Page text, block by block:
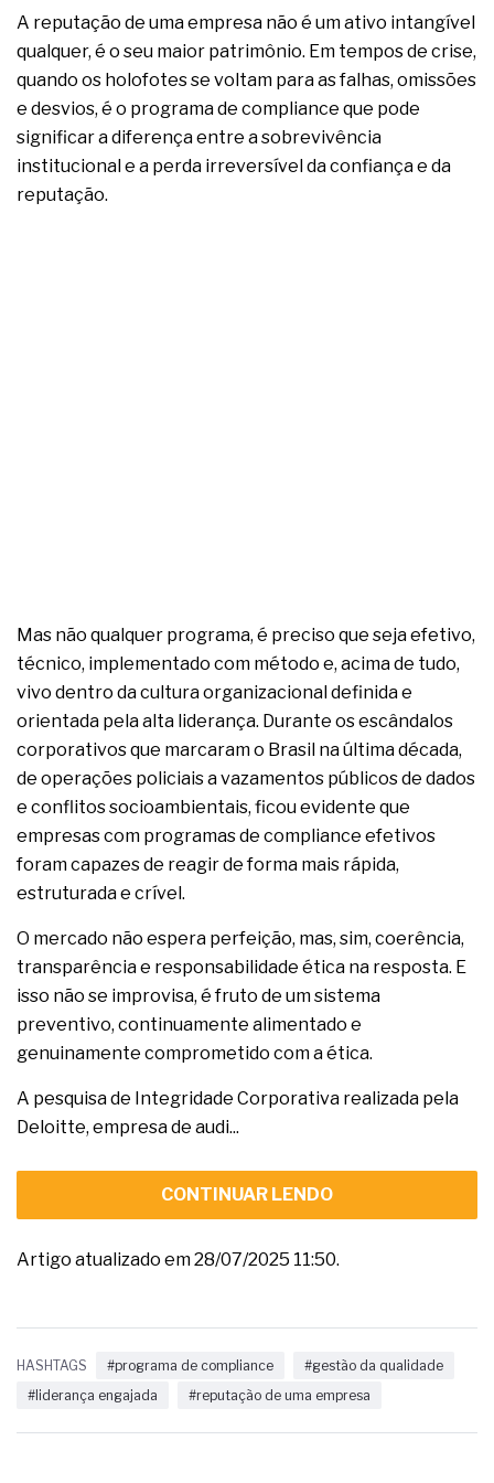
A reputação de uma empresa não é um ativo intangível
qualquer, é o seu maior patrimônio. Em tempos de crise,
quando os holofotes se voltam para as falhas, omissões
e desvios, é o programa de compliance que pode
significar a diferença entre a sobrevivência
institucional e a perda irreversível da confiança e da
reputação.
Mas não qualquer programa, é preciso que seja efetivo,
técnico, implementado com método e, acima de tudo,
vivo dentro da cultura organizacional definida e
orientada pela alta liderança. Durante os escândalos
corporativos que marcaram o Brasil na última década,
de operações policiais a vazamentos públicos de dados
e conflitos socioambientais, ficou evidente que
empresas com programas de compliance efetivos
foram capazes de reagir de forma mais rápida,
estruturada e crível.
O mercado não espera perfeição, mas, sim, coerência,
transparência e responsabilidade ética na resposta. E
isso não se improvisa, é fruto de um sistema
preventivo, continuamente alimentado e
genuinamente comprometido com a ética.
A pesquisa de Integridade Corporativa realizada pela
Deloitte, empresa de audi...
CONTINUAR LENDO
Artigo atualizado em 28/07/2025 11:50.
HASHTAGS #programa de compliance
#gestão da qualidade
#liderança engajada
#reputação de uma empresa